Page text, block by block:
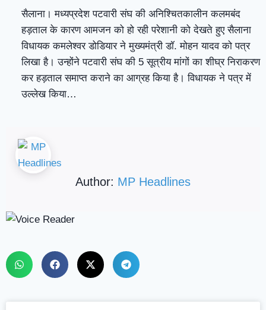
सैलाना। मध्यप्रदेश पटवारी संघ की अनिश्चितकालीन कलमबंद
हड़ताल के कारण आमजन को हो रही परेशानी को देखते हुए सैलाना
विधायक कमलेश्वर डोडियार ने मुख्यमंत्री डॉ. मोहन यादव को पत्र
लिखा है। उन्होंने पटवारी संघ की 5 सूत्रीय मांगों का शीघ्र निराकरण
कर हड़ताल समाप्त कराने का आग्रह किया है। विधायक ने पत्र में
उल्लेख किया…
Author: MP Headlines